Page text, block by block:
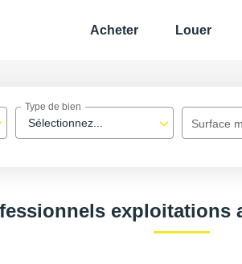
Acheter Louer
Sélectionnez...
Type de bien
Surface
exploitations